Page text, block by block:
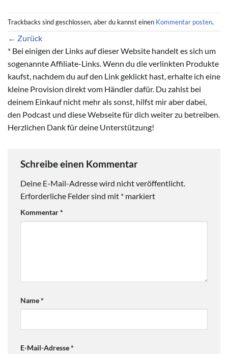
Trackbacks sind geschlossen, aber du kannst einen Kommentar posten.
← Zurück
* Bei einigen der Links auf dieser Website handelt es sich um
sogenannte Affiliate-Links. Wenn du die verlinkten Produkte
kaufst, nachdem du auf den Link geklickt hast, erhalte ich eine
kleine Provision direkt vom Händler dafür. Du zahlst bei
deinem Einkauf nicht mehr als sonst, hilfst mir aber dabei,
den Podcast und diese Webseite für dich weiter zu betreiben.
Herzlichen Dank für deine Unterstützung!
Schreibe einen Kommentar
Deine E-Mail-Adresse wird nicht veröffentlicht.
Erforderliche Felder sind mit * markiert
Kommentar*
Name*
E-Mail-Adresse*